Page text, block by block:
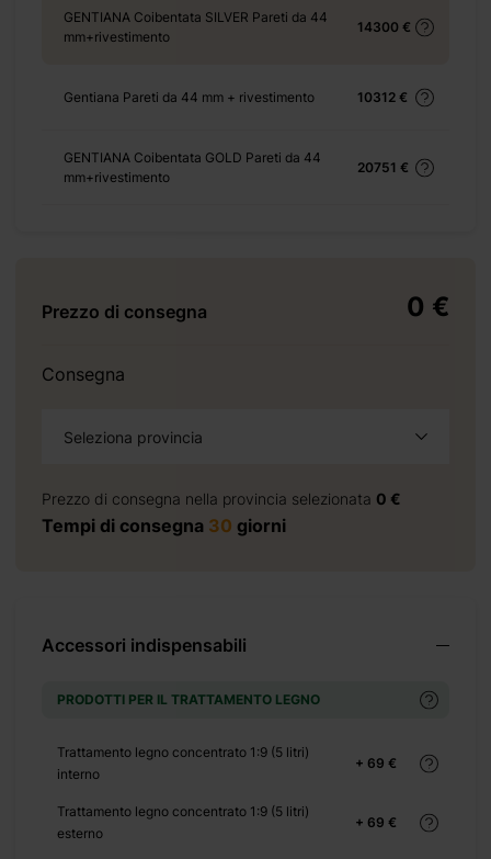
GENTIANA Coibentata SILVER Pareti da 44
mm+rivestimento
14300 €
Gentiana Pareti da 44 mm + rivestimento 10312 €
GENTIANA Coibentata GOLD Pareti da 44
mm+rivestimento
20751 €
Prezzo di consegna 0 €
Consegna
Seleziona provincia
Prezzo di consegna nella provincia selezionata 0 €
Tempi di consegna 30 giorni
Accessori indispensabili
PRODOTTI PER IL TRATTAMENTO LEGNO
+ 69 €
Trattamento legno concentrato 1:9 (5 litri)
interno
+ 69 €
Trattamento legno concentrato 1:9 (5 litri)
esterno
+ 414 €
+ 4329 €
+ 490 €
+ 240 €
+ 0 €
+ 0 €
+ 480 €
+ 600 €